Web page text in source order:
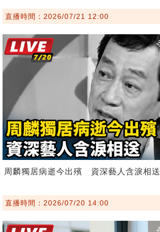
直播時間：2026/07/21 12:00
周麟獨居病逝今出殯 資深藝人含淚相送
直播時間：2026/07/20 14:00